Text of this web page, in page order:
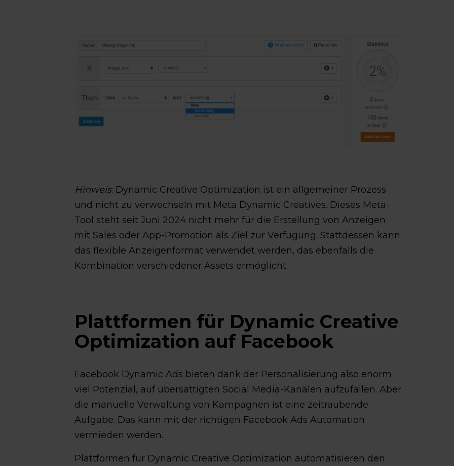
Hinweis: Dynamic Creative Optimization ist ein allgemeiner Prozess
und nicht zu verwechseln mit Meta Dynamic Creatives. Dieses Meta-
Tool steht seit Juni 2024 nicht mehr für die Erstellung von Anzeigen
mit Sales oder App-Promotion als Ziel zur Verfügung. Stattdessen kann
das flexible Anzeigenformat verwendet werden, das ebenfalls die
Kombination verschiedener Assets ermöglicht.
Plattformen für Dynamic Creative
Optimization auf Facebook
Facebook Dynamic Ads bieten dank der Personalisierung also enorm
viel Potenzial, auf übersättigten Social Media-Kanälen aufzufallen. Aber
die manuelle Verwaltung von Kampagnen ist eine zeitraubende
Aufgabe. Das kann mit der richtigen Facebook Ads Automation
vermieden werden.
Plattformen für Dynamic Creative Optimization automatisieren den